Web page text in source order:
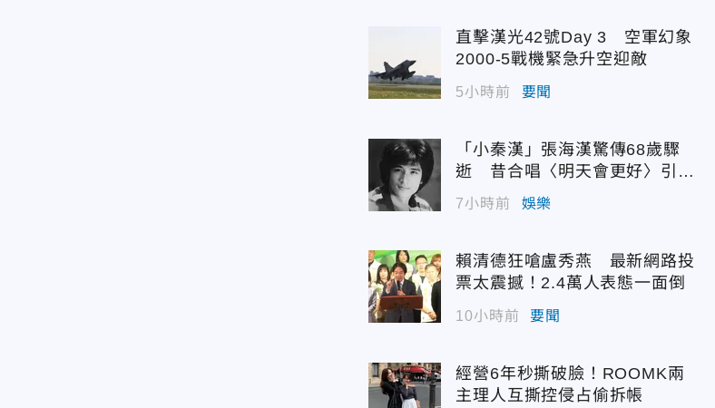
直擊漢光42號Day 3 空軍幻象
2000-5戰機緊急升空迎敵
5小時前 要聞
「小秦漢」張海漢驚傳68歲驟
逝 昔合唱〈明天會更好〉引追
憶
7小時前 娛樂
賴清德狂嗆盧秀燕 最新網路投
票太震撼！2.4萬人表態一面倒
10小時前 要聞
經營6年秒撕破臉！ROOMK兩
主理人互撕控侵占偷拆帳